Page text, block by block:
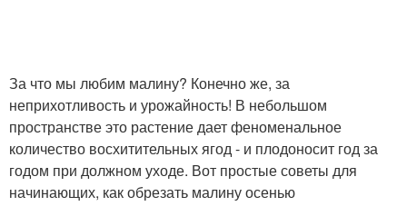
За что мы любим малину? Конечно же, за
неприхотливость и урожайность! В небольшом
пространстве это растение дает феноменальное
количество восхитительных ягод - и плодоносит год за
годом при должном уходе. Вот простые советы для
начинающих, как обрезать малину осенью